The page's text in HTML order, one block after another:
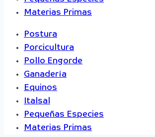
Materias Primas
Postura
Porcicultura
Pollo Engorde
Ganadería
Equinos
Italsal
Pequeñas Especies
Materias Primas